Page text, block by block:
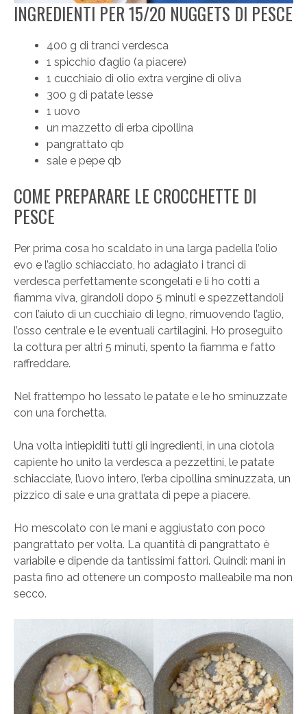
INGREDIENTI PER 15/20 NUGGETS DI PESCE
400 g di tranci verdesca
1 spicchio d’aglio (a piacere)
1 cucchiaio di olio extra vergine di oliva
300 g di patate lesse
1 uovo
un mazzetto di erba cipollina
pangrattato qb
sale e pepe qb
COME PREPARARE LE CROCCHETTE DI
PESCE
Per prima cosa ho scaldato in una larga padella l’olio
evo e l’aglio schiacciato, ho adagiato i tranci di
verdesca perfettamente scongelati e li ho cotti a
fiamma viva, girandoli dopo 5 minuti e spezzettandoli
con l’aiuto di un cucchiaio di legno, rimuovendo l’aglio,
l’osso centrale e le eventuali cartilagini. Ho proseguito
la cottura per altri 5 minuti, spento la fiamma e fatto
raffreddare.
Nel frattempo ho lessato le patate e le ho sminuzzate
con una forchetta.
Una volta intiepiditi tutti gli ingredienti, in una ciotola
capiente ho unito la verdesca a pezzettini, le patate
schiacciate, l’uovo intero, l’erba cipollina sminuzzata, un
pizzico di sale e una grattata di pepe a piacere.
Ho mescolato con le mani e aggiustato con poco
pangrattato per volta. La quantità di pangrattato è
variabile e dipende da tantissimi fattori. Quindi: mani in
pasta fino ad ottenere un composto malleabile ma non
secco.